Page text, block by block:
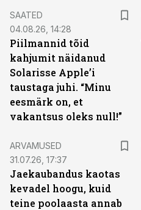
SAATED
04.08.26, 14:28
Piilmannid tõid
kahjumit näidanud
Solarisse Apple’i
taustaga juhi. “Minu
eesmärk on, et
vakantsus oleks null!”
ARVAMUSED
31.07.26, 17:37
Jaekaubandus kaotas
kevadel hoogu, kuid
teine poolaasta annab